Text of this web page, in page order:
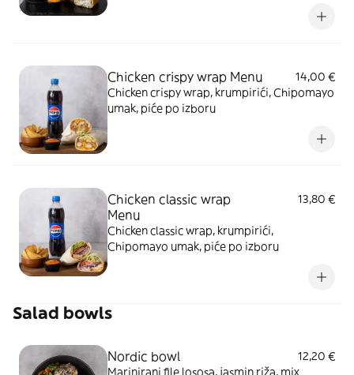
Chicken crispy wrap Menu
14,00 €
Chicken crispy wrap, krumpirići, Chipomayo
umak, piće po izboru
Chicken classic wrap
Menu
13,80 €
Chicken classic wrap, krumpirići,
Chipomayo umak, piće po izboru
Salad bowls
Nordic bowl
12,20 €
Marinirani file lososa, jasmin riža, mix